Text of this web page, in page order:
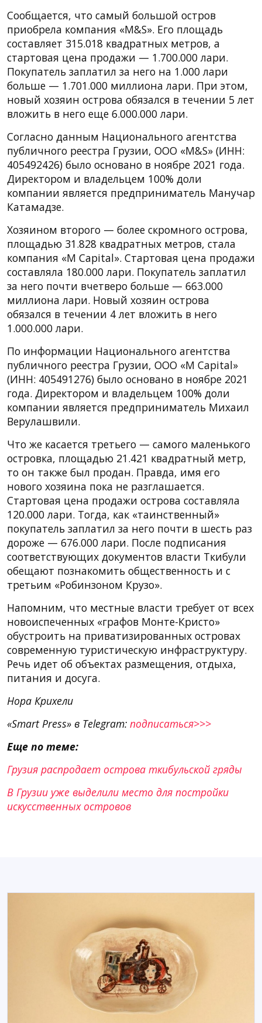
Сообщается, что самый большой остров
приобрела компания «M&S». Его площадь
составляет 315.018 квадратных метров, а
стартовая цена продажи — 1.700.000 лари.
Покупатель заплатил за него на 1.000 лари
больше — 1.701.000 миллиона лари. При этом,
новый хозяин острова обязался в течении 5 лет
вложить в него еще 6.000.000 лари.
Согласно данным Национального агентства
публичного реестра Грузии, ООО «M&S» (ИНН:
405492426) было основано в ноябре 2021 года.
Директором и владельцем 100% доли
компании является предприниматель Манучар
Катамадзе.
Хозяином второго — более скромного острова,
площадью 31.828 квадратных метров, стала
компания «M Capital». Стартовая цена продажи
составляла 180.000 лари. Покупатель заплатил
за него почти вчетверо больше — 663.000
миллиона лари. Новый хозяин острова
обязался в течении 4 лет вложить в него
1.000.000 лари.
По информации Национального агентства
публичного реестра Грузии, ООО «M Capital»
(ИНН: 405491276) было основано в ноябре 2021
года. Директором и владельцем 100% доли
компании является предприниматель Михаил
Верулашвили.
Что же касается третьего — самого маленького
островка, площадью 21.421 квадратный метр,
то он также был продан. Правда, имя его
нового хозяина пока не разглашается.
Стартовая цена продажи острова составляла
120.000 лари. Тогда, как «таинственный»
покупатель заплатил за него почти в шесть раз
дороже — 676.000 лари. После подписания
соответствующих документов власти Ткибули
обещают познакомить общественность и с
третьим «Робинзоном Крузо».
Напомним, что местные власти требует от всех
новоиспеченных «графов Монте-Кристо»
обустроить на приватизированных островах
современную туристическую инфраструктуру.
Речь идет об объектах размещения, отдыха,
питания и досуга.
Нора Крихели
«Smart Press» в Telegram: подписаться>>>
Еще по теме:
Грузия распродает острова ткибульской гряды
В Грузии уже выделили место для постройки
искусственных островов